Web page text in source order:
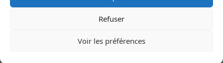
Refuser
Voir les préférences
© 2019 La Rochefoucauld Porte du Périgord.